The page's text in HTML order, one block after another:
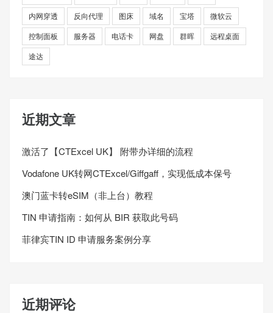
内网穿透
反向代理 图床 域名 宝塔
微软云
控制面板
服务器 电话卡 网盘 群晖
远程桌面
途达
近期文章
激活了【CTExcel UK】 附带办详细的流程
Vodafone UK转网CTExcel/Giffgaff，实现低成本保号
澳门蓝卡转eSIM（非上台）教程
TIN 申请指南：如何从 BIR 获取此号码
菲律宾TIN ID 申请服务案例分享
近期评论